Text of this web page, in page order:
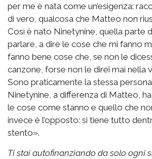
per me è nata come un’esigenza:
di vero, qualcosa che Matteo non
Così è nato Ninetynine, quella parte
parlare, a dire le cose che mi fanno
fanno bene cose che, se non le
canzone, forse non le direi mai nella
Sono praticamente la stessa
Ninetynine, a differenza di Matteo,
le cose come stanno e quello che
invece è l’opposto: si tiene tutto
stento».
Ti stai autofinanziando da solo ogni